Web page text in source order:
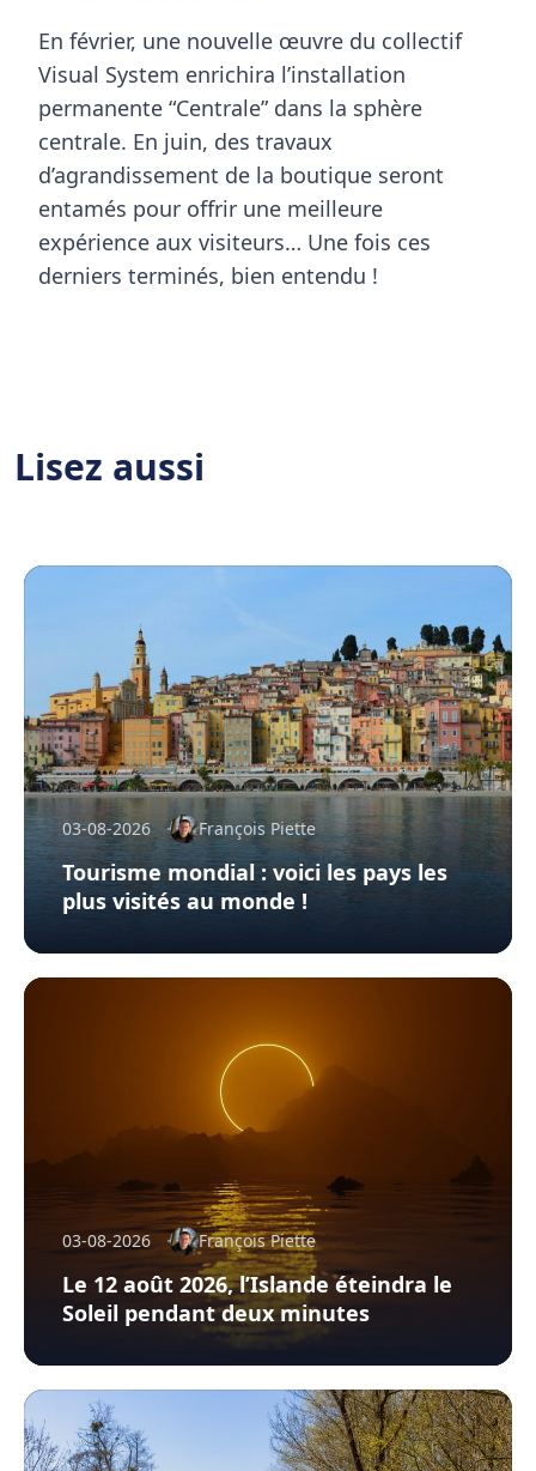
En février, une nouvelle œuvre du collectif
Visual System enrichira l’installation
permanente “Centrale” dans la sphère
centrale. En juin, des travaux
d’agrandissement de la boutique seront
entamés pour offrir une meilleure
expérience aux visiteurs… Une fois ces
derniers terminés, bien entendu !
Lisez aussi
03-08-2026 François Piette
Tourisme mondial : voici les pays les
plus visités au monde !
03-08-2026 François Piette
Le 12 août 2026, l’Islande éteindra le
Soleil pendant deux minutes